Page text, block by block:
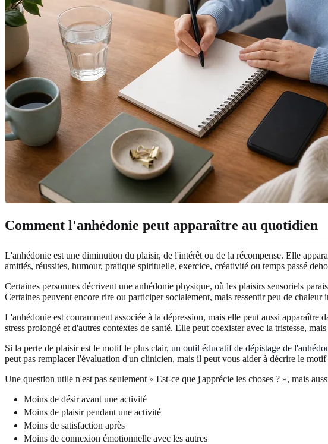
Comment l'anhédonie peut apparaître au quotidien
L'anhédonie est une diminution du plaisir, de l'intérêt ou de la récompense. Elle
amitiés, réussites, humour, pratique spirituelle, exercice, créativité ou temps passé
Certaines personnes décrivent une anhédonie physique, où les plaisirs sensoriels
Certaines peuvent encore rire ou participer socialement, mais ressentir peu de
L'anhédonie est couramment associée à la dépression, mais elle peut aussi
stress prolongé et d'autres contextes de santé. Elle peut coexister avec la tristesse,
Si la perte de plaisir est le motif le plus clair, un outil éducatif de dépistage de
peut pas remplacer l'évaluation d'un clinicien, mais il peut vous aider à décrire le
Une question utile n'est pas seulement « Est-ce que j'apprécie les choses ? », mais
Moins de désir avant une activité
Moins de plaisir pendant une activité
Moins de satisfaction après
Moins de connexion émotionnelle avec les autres